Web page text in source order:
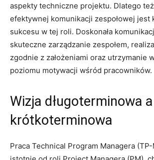
aspekty techniczne projektu. Dlatego
efektywnej​ komunikacji zespołowej jest
sukcesu w tej roli. Doskonała
skuteczne zarządzanie zespołem,
zgodnie z założeniami oraz⁣ utrzymanie
poziomu motywacji wśród pracowników.
Wizja ⁣długoterminowa a
krótkoterminowa
Praca Technical Program Managera